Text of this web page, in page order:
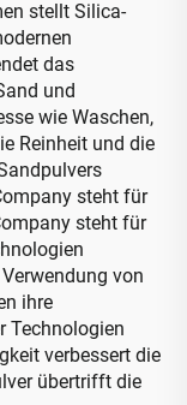
stellt Silica-
das
und
wie Waschen,
Reinheit und die
steht für
steht für
von
ihre
Technologien
verbessert die
übertrifft die